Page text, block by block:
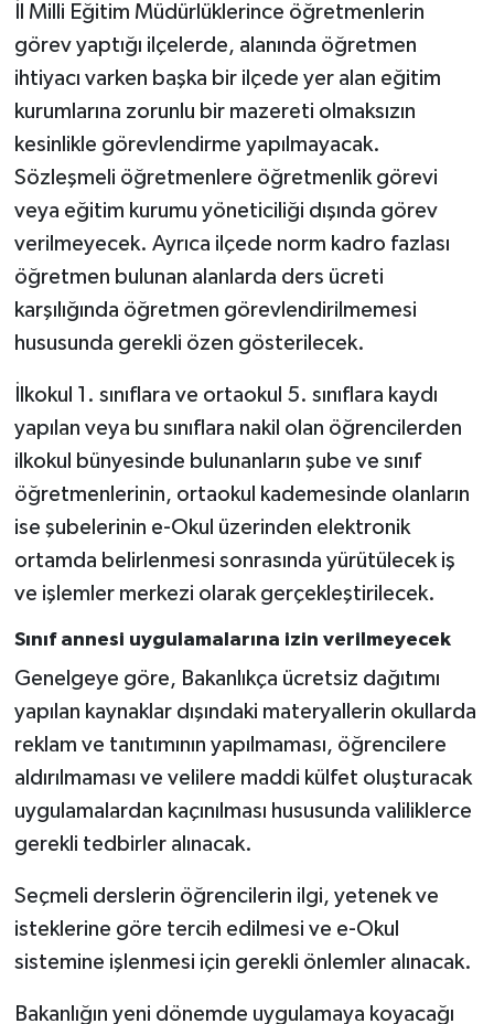
İl Milli Eğitim Müdürlüklerince öğretmenlerin
görev yaptığı ilçelerde, alanında öğretmen
ihtiyacı varken başka bir ilçede yer alan eğitim
kurumlarına zorunlu bir mazereti olmaksızın
kesinlikle görevlendirme yapılmayacak.
Sözleşmeli öğretmenlere öğretmenlik görevi
veya eğitim kurumu yöneticiliği dışında görev
verilmeyecek. Ayrıca ilçede norm kadro fazlası
öğretmen bulunan alanlarda ders ücreti
karşılığında öğretmen görevlendirilmemesi
hususunda gerekli özen gösterilecek.
İlkokul 1. sınıflara ve ortaokul 5. sınıflara kaydı
yapılan veya bu sınıflara nakil olan öğrencilerden
ilkokul bünyesinde bulunanların şube ve sınıf
öğretmenlerinin, ortaokul kademesinde olanların
ise şubelerinin e-Okul üzerinden elektronik
ortamda belirlenmesi sonrasında yürütülecek iş
ve işlemler merkezi olarak gerçekleştirilecek.
Sınıf annesi uygulamalarına izin verilmeyecek
Genelgeye göre, Bakanlıkça ücretsiz dağıtımı
yapılan kaynaklar dışındaki materyallerin okullarda
reklam ve tanıtımının yapılmaması, öğrencilere
aldırılmaması ve velilere maddi külfet oluşturacak
uygulamalardan kaçınılması hususunda valiliklerce
gerekli tedbirler alınacak.
Seçmeli derslerin öğrencilerin ilgi, yetenek ve
isteklerine göre tercih edilmesi ve e-Okul
sistemine işlenmesi için gerekli önlemler alınacak.
Bakanlığın yeni dönemde uygulamaya koyacağı
Karabük Müftülüğü
Karaman Müftülüğü
Kars Müftülüğü
Kastamonu Müftülüğü
Kayseri Müftülüğü
Kırıkkale Müftülüğü
Kırklareli Müftülüğü
Kırşehir Müftülüğü
Kocaeli Müftülüğü
Konya Müftülüğü
Kütahya Müftülüğü
Malatya Müftülüğü
Manisa Müftülüğü
Mardin Müftülüğü
Mersin Müftülüğü
Muğla Müftülüğü
Muş Müftülüğü